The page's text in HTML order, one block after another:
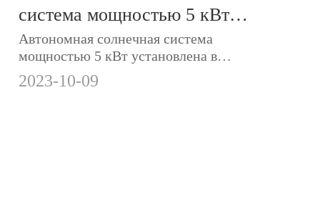
система мощностью 5 кВт
установлена в Йемене
Автономная солнечная система
мощностью 5 кВт установлена в
Йемене.Аккумуляторы Motoma
LiFePO4, инверторы и солнечные
2023-10-09